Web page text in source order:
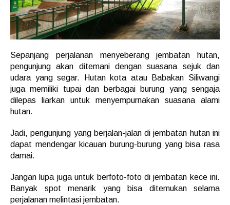
Sepanjang perjalanan menyeberang jembatan hutan,
pengunjung akan ditemani dengan suasana sejuk dan
udara yang segar. Hutan kota atau Babakan Siliwangi
juga memiliki tupai dan berbagai burung yang sengaja
dilepas liarkan untuk menyempurnakan suasana alami
hutan.
Jadi, pengunjung yang berjalan-jalan di jembatan hutan ini
dapat mendengar kicauan burung-burung yang bisa rasa
damai.
Jangan lupa juga untuk berfoto-foto di jembatan kece ini.
Banyak spot menarik yang bisa ditemukan selama
perjalanan melintasi jembatan.